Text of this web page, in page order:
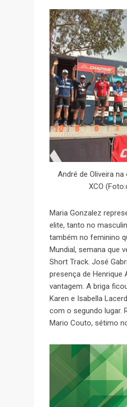
André de Oliveira
XCO
Maria Gonzalez
elite, tanto no
também no feminino
Mundial, semana que
Short Track. José
presença de Henrique
vantagem. A briga
Karen e Isabella
com o segundo lugar.
Mario Couto, sétimo